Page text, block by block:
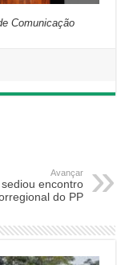
Comunicação
Avançar
encontro
do PP